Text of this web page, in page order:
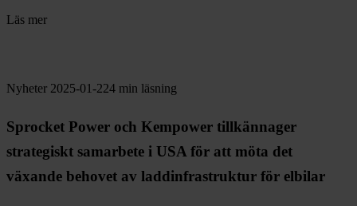
Läs mer
Nyheter 2025-01-224 min läsning
Sprocket Power och Kempower tillkännager
strategiskt samarbete i USA för att möta det
växande behovet av laddinfrastruktur för elbilar